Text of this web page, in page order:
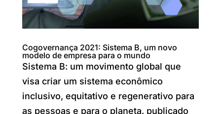
Cogovernança 2021: Sistema B, um novo
modelo de empresa para o mundo
Sistema B: um movimento global que
visa criar um sistema econômico
inclusivo, equitativo e regenerativo para
as pessoas e para o planeta. publicado